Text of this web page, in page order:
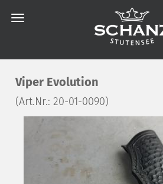
Viper Evolution
(Art.Nr.:20-01-0090)